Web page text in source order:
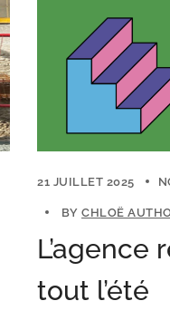
21 JUILLET 2025
BY CHLOË
L’agence
tout l’été